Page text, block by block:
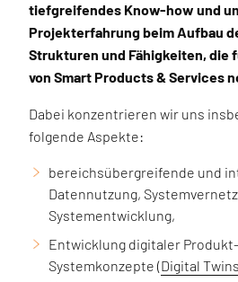
tiefgreifendes Know-how und
Projekterfahrung beim Aufbau
Strukturen und Fähigkeiten, die
von Smart Products & Services
Dabei konzentrieren wir uns
folgende Aspekte:
bereichsübergreifende und
Datennutzung,
Systementwicklung,
Entwicklung digitaler
Systemkonzepte (Digital Twins